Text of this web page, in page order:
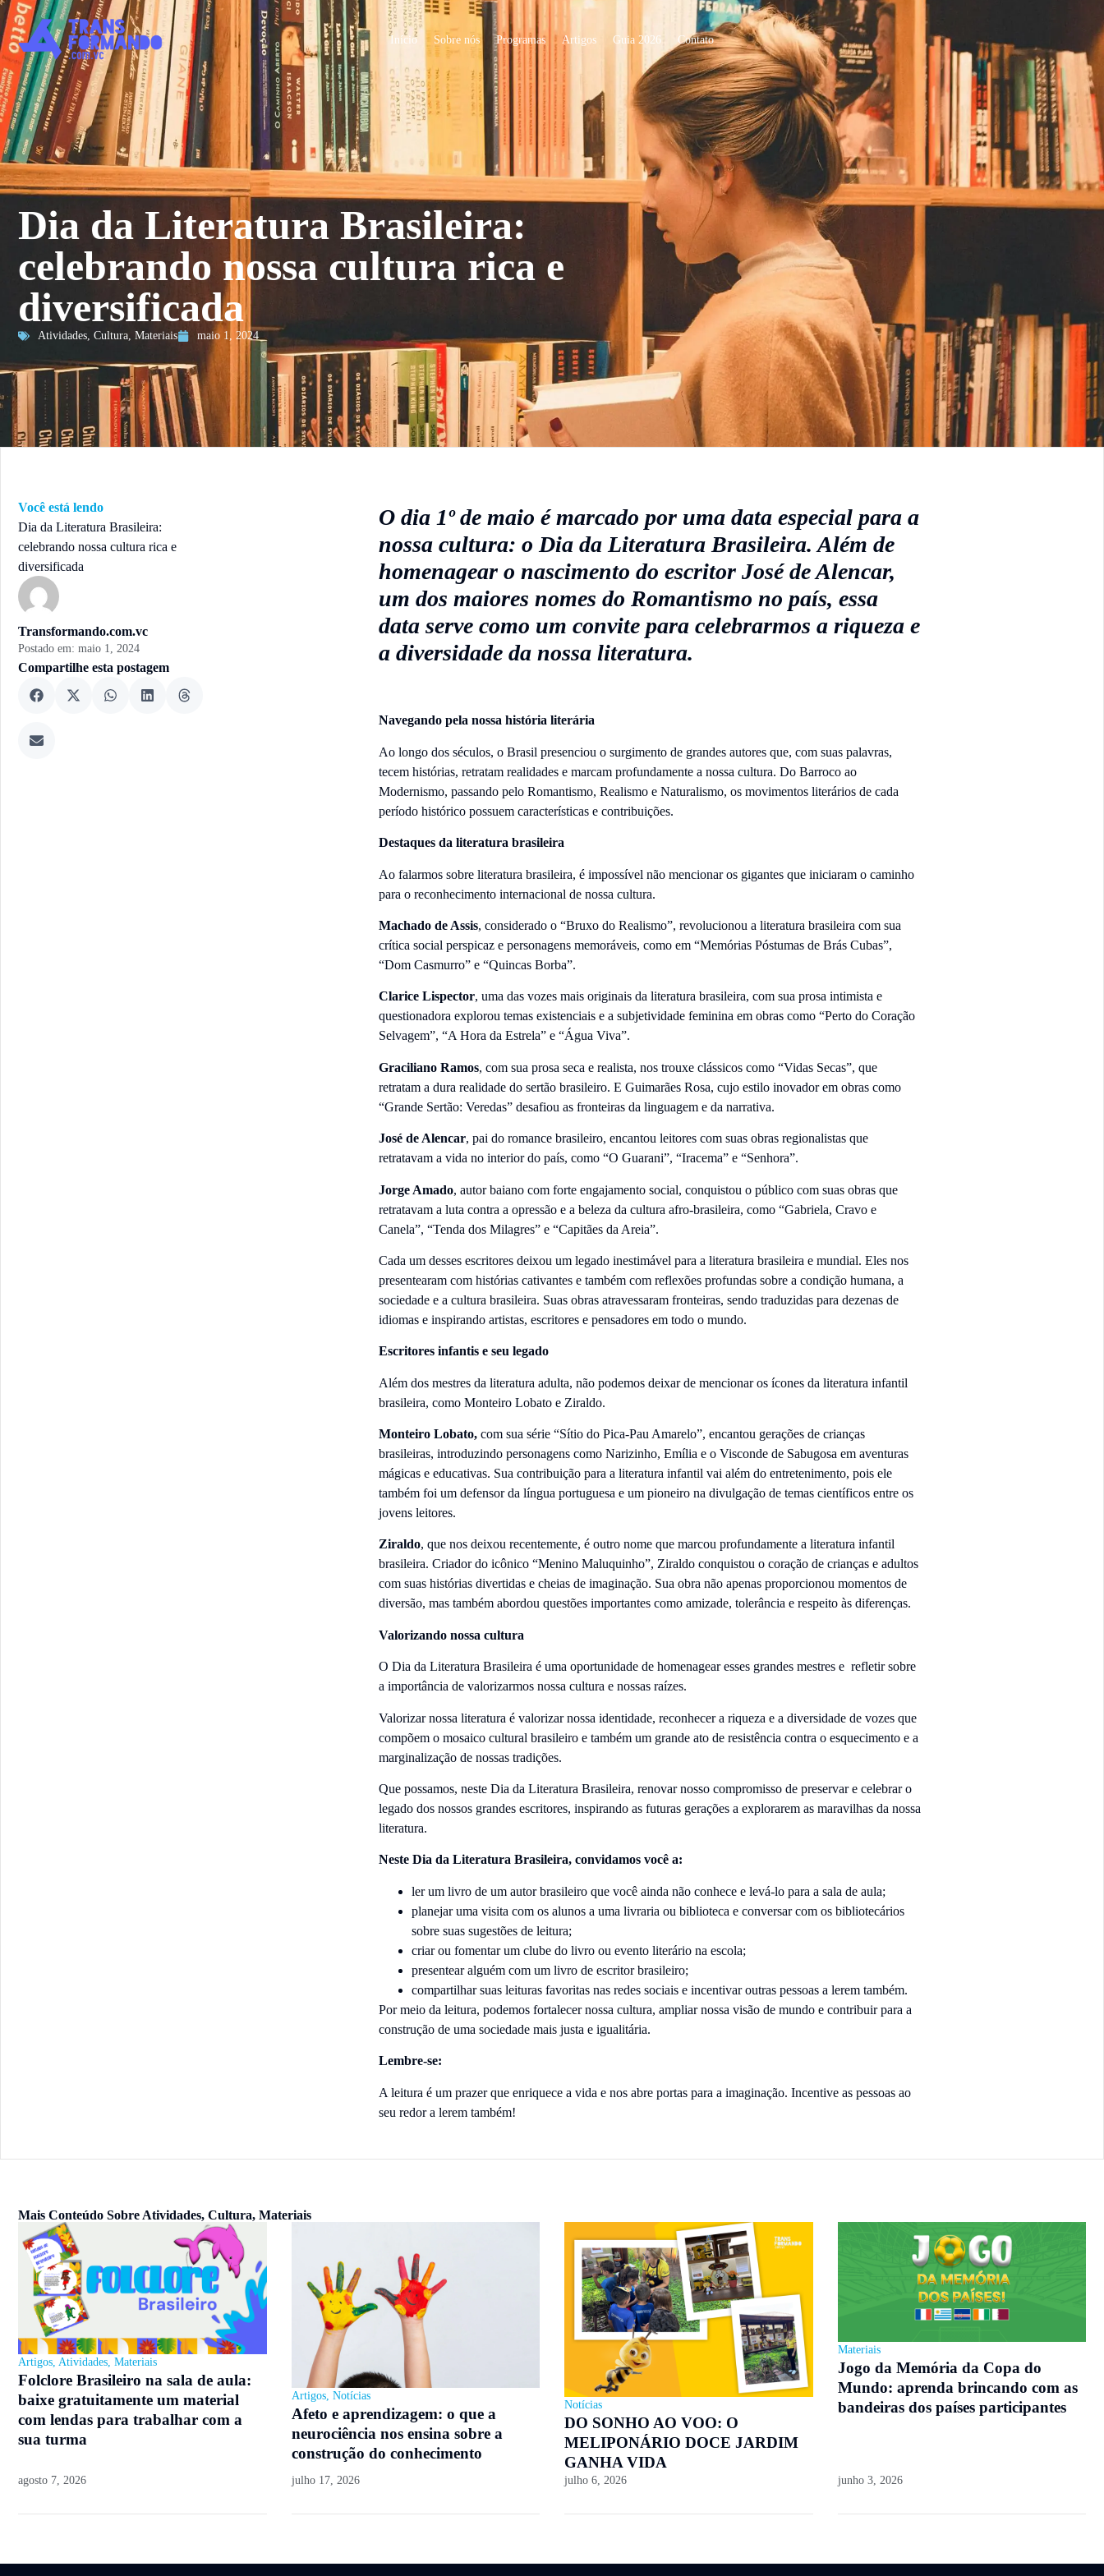
Início Sobre nós Programas Artigos Guia 2026 Contato
Dia da Literatura Brasileira:
celebrando nossa cultura rica e
diversificada
Atividades, Cultura, Materiais maio 1, 2024
Você está lendo
Dia da Literatura Brasileira:
celebrando nossa cultura rica e
diversificada
Transformando.com.vc
Postado em: maio 1, 2024
Compartilhe esta postagem
O dia 1º de maio é marcado por uma data especial para a
nossa cultura: o Dia da Literatura Brasileira. Além de
homenagear o nascimento do escritor José de Alencar,
um dos maiores nomes do Romantismo no país, essa
data serve como um convite para celebrarmos a riqueza e
a diversidade da nossa literatura.
Navegando pela nossa história literária
Ao longo dos séculos, o Brasil presenciou o surgimento de grandes autores que, com suas palavras,
tecem histórias, retratam realidades e marcam profundamente a nossa cultura. Do Barroco ao
Modernismo, passando pelo Romantismo, Realismo e Naturalismo, os movimentos literários de cada
período histórico possuem características e contribuições.
Destaques da literatura brasileira
Ao falarmos sobre literatura brasileira, é impossível não mencionar os gigantes que iniciaram o caminho
para o reconhecimento internacional de nossa cultura.
Machado de Assis, considerado o “Bruxo do Realismo”, revolucionou a literatura brasileira com sua
crítica social perspicaz e personagens memoráveis, como em “Memórias Póstumas de Brás Cubas”,
“Dom Casmurro” e “Quincas Borba”.
Clarice Lispector, uma das vozes mais originais da literatura brasileira, com sua prosa intimista e
questionadora explorou temas existenciais e a subjetividade feminina em obras como “Perto do Coração
Selvagem”, “A Hora da Estrela” e “Água Viva”.
Graciliano Ramos, com sua prosa seca e realista, nos trouxe clássicos como “Vidas Secas”, que
retratam a dura realidade do sertão brasileiro. E Guimarães Rosa, cujo estilo inovador em obras como
“Grande Sertão: Veredas” desafiou as fronteiras da linguagem e da narrativa.
José de Alencar, pai do romance brasileiro, encantou leitores com suas obras regionalistas que
retratavam a vida no interior do país, como “O Guarani”, “Iracema” e “Senhora”.
Jorge Amado, autor baiano com forte engajamento social, conquistou o público com suas obras que
retratavam a luta contra a opressão e a beleza da cultura afro-brasileira, como “Gabriela, Cravo e
Canela”, “Tenda dos Milagres” e “Capitães da Areia”.
Cada um desses escritores deixou um legado inestimável para a literatura brasileira e mundial. Eles nos
presentearam com histórias cativantes e também com reflexões profundas sobre a condição humana, a
sociedade e a cultura brasileira. Suas obras atravessaram fronteiras, sendo traduzidas para dezenas de
idiomas e inspirando artistas, escritores e pensadores em todo o mundo.
Escritores infantis e seu legado
Além dos mestres da literatura adulta, não podemos deixar de mencionar os ícones da literatura infantil
brasileira, como Monteiro Lobato e Ziraldo.
Monteiro Lobato,com sua série “Sítio do Pica-Pau Amarelo”, encantou gerações de crianças
brasileiras, introduzindo personagens como Narizinho, Emília e o Visconde de Sabugosa em aventuras
mágicas e educativas. Sua contribuição para a literatura infantil vai além do entretenimento, pois ele
também foi um defensor da língua portuguesa e um pioneiro na divulgação de temas científicos entre os
jovens leitores.
Ziraldo, que nos deixou recentemente, é outro nome que marcou profundamente a literatura infantil
brasileira. Criador do icônico “Menino Maluquinho”, Ziraldo conquistou o coração de crianças e adultos
com suas histórias divertidas e cheias de imaginação. Sua obra não apenas proporcionou momentos de
diversão, mas também abordou questões importantes como amizade, tolerância e respeito às diferenças.
Valorizando nossa cultura
O Dia da Literatura Brasileira é uma oportunidade de homenagear esses grandes mestres e refletir sobre
a importância de valorizarmos nossa cultura e nossas raízes.
Valorizar nossa literatura é valorizar nossa identidade, reconhecer a riqueza e a diversidade de vozes que
compõem o mosaico cultural brasileiro e também um grande ato de resistência contra o esquecimento e a
marginalização de nossas tradições.
Que possamos, neste Dia da Literatura Brasileira, renovar nosso compromisso de preservar e celebrar o
legado dos nossos grandes escritores, inspirando as futuras gerações a explorarem as maravilhas da nossa
literatura.
Neste Dia da Literatura Brasileira, convidamos você a:
ler um livro de um autor brasileiro que você ainda não conhece e levá-lo para a sala de aula;
planejar uma visita com os alunos a uma livraria ou biblioteca e conversar com os bibliotecários
sobre suas sugestões de leitura;
criar ou fomentar um clube do livro ou evento literário na escola;
presentear alguém com um livro de escritor brasileiro;
compartilhar suas leituras favoritas nas redes sociais e incentivar outras pessoas a lerem também.
Por meio da leitura, podemos fortalecer nossa cultura, ampliar nossa visão de mundo e contribuir para a
construção de uma sociedade mais justa e igualitária.
Lembre-se:
A leitura é um prazer que enriquece a vida e nos abre portas para a imaginação. Incentive as pessoas ao
seu redor a lerem também!
Mais Conteúdo Sobre Atividades, Cultura, Materiais
Artigos Atividades Materiais
Folclore Brasileiro na sala de aula:
baixe gratuitamente um material
com lendas para trabalhar com a
sua turma
agosto 7, 2026
Artigos, Notícias
Afeto e aprendizagem: o que a
neurociência nos ensina sobre a
construção do conhecimento
julho 17, 2026
Notícias
DO SONHO AO VOO: O
MELIPONÁRIO DOCE JARDIM
GANHA VIDA
julho 6, 2026
Materiais
Jogo da Memória da Copa do
Mundo: aprenda brincando com as
bandeiras dos países participantes
junho 3, 2026